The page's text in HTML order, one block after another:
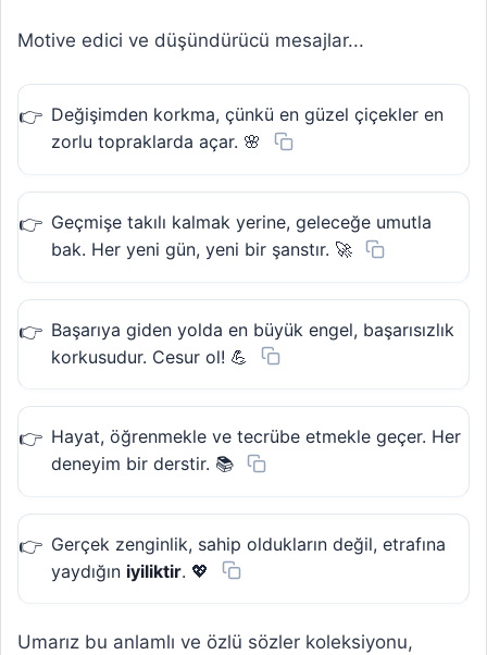
Motive edici ve düşündürücü mesajlar...
Değişimden korkma, çünkü en güzel çiçekler en
zorlu topraklarda açar. 🌸
Geçmişe takılı kalmak yerine, geleceğe umutla
bak. Her yeni gün, yeni bir şanstır. 🚀
Başarıya giden yolda en büyük engel, başarısızlık
korkusudur. Cesur ol! 💪
Hayat, öğrenmekle ve tecrübe etmekle geçer. Her
deneyim bir derstir. 📚
Gerçek zenginlik, sahip oldukların değil, etrafına
yaydığın iyiliktir. 💖
Umarız bu anlamlı ve özlü sözler koleksiyonu,